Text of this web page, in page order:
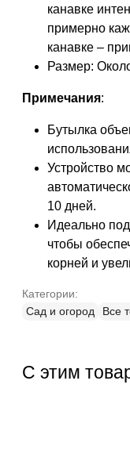
канавке
примерно
канавке –
Размер:
Примечания:
Бутылка
Устройство
10 дней.
Идеально
чтобы
корней и
Категории:
Сад и огород
Все
С этим